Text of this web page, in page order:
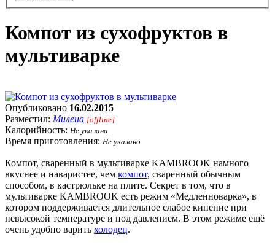
Компот из сухофруктов в
мультиварке
Опубликовано 16.02.2015
Разместил: Милена [offline]
Калорийность: Не указана
Время приготовления: Не указано
Компот, сваренный в мультиварке KAMBROOK намного
вкуснее и наваристее, чем компот, сваренный обычным
способом, в кастрюльке на плите. Секрет в том, что в
мультиварке KAMBROOK есть режим «Медленноварка», в
котором поддерживается длительное слабое кипение при
невысокой температуре и под давлением. В этом режиме ещё
очень удобно варить холодец.